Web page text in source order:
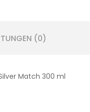
(0)
Match 300 ml